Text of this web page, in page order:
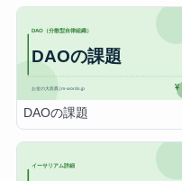
DAOの課題